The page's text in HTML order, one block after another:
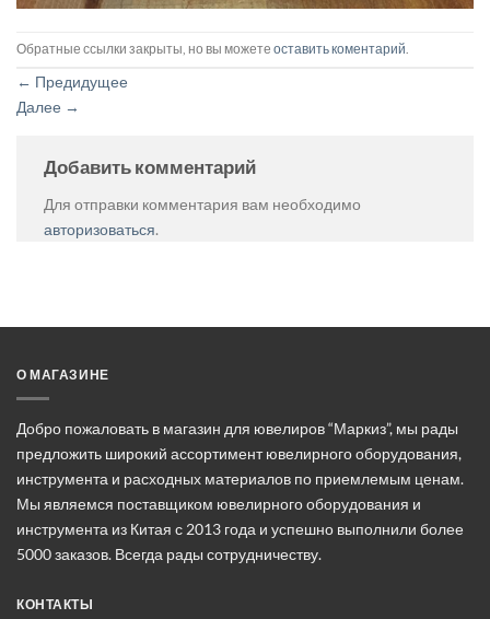
Обратные ссылки закрыты, но вы можете оставить коментарий
← Предидущее
Далее →
Добавить комментарий
Для отправки комментария вам необходимо
авторизоваться.
О МАГАЗИНЕ
Добро пожаловать в магазин для ювелиров “Маркиз”, мы рады
предложить широкий ассортимент ювелирного оборудования,
инструмента и расходных материалов по приемлемым ценам.
Мы являемся поставщиком ювелирного оборудования и
инструмента из Китая с 2013 года и успешно выполнили более
5000 заказов. Всегда рады сотрудничеству.
КОНТАКТЫ